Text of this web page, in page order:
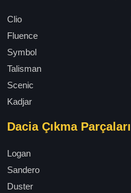
Clio
Fluence
Symbol
Talisman
Scenic
Kadjar
Dacia Çıkma Parçaları
Logan
Sandero
Duster